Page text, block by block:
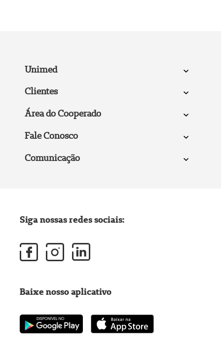
Unimed
Clientes
Área do Cooperado
Fale Conosco
Comunicação
Siga nossas redes sociais:
Baixe nosso aplicativo